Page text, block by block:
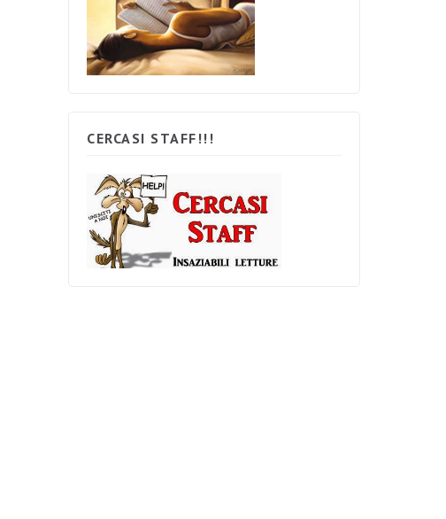
CERCASI STAFF!!!